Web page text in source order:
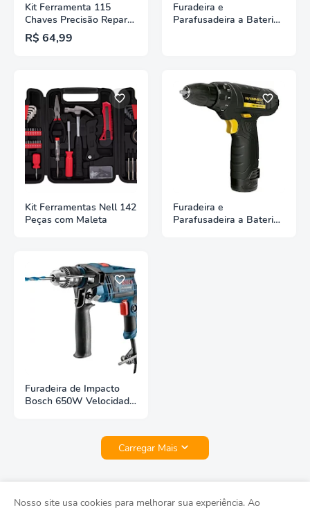
Kit Ferramenta 115
Chaves Precisão Reparo
Manutenção Celular
Notebook Tablet Relógio
R$ 64,99
Furadeira e
Parafusadeira a Bateria
Kit Ferramentas Nell 142
Peças com Maleta
Furadeira e
Parafusadeira a Bateria
Furadeira de Impacto
Bosch 650W Velocidade
Carregar Mais
Nosso site usa cookies para melhorar sua experiência. Ao